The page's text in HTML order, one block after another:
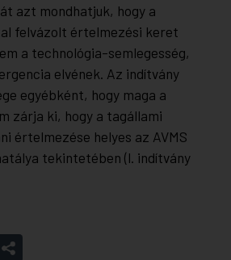
azt mondhatjuk, hogy a
felvázolt értelmezési keret
a technológia-semlegesség,
elvének. Az indítvány
egyébként, hogy maga a
zárja ki, hogy a tagállami
értelmezése helyes az AVMS
tekintetében (l. indítvány